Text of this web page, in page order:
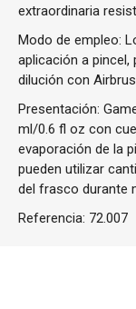
extraordinaria
Modo de empleo:
aplicación a
dilución con
Presentación:
ml/0.6 fl oz con
evaporación de la
pueden utilizar
del frasco durante
Referencia: 72.007